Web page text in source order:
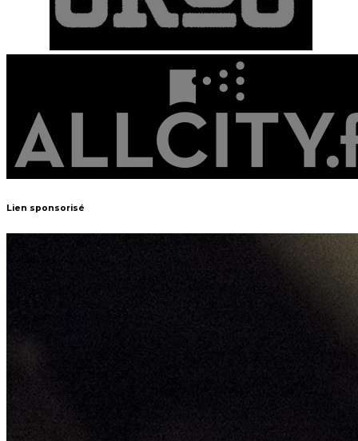
Lien sponsorisé